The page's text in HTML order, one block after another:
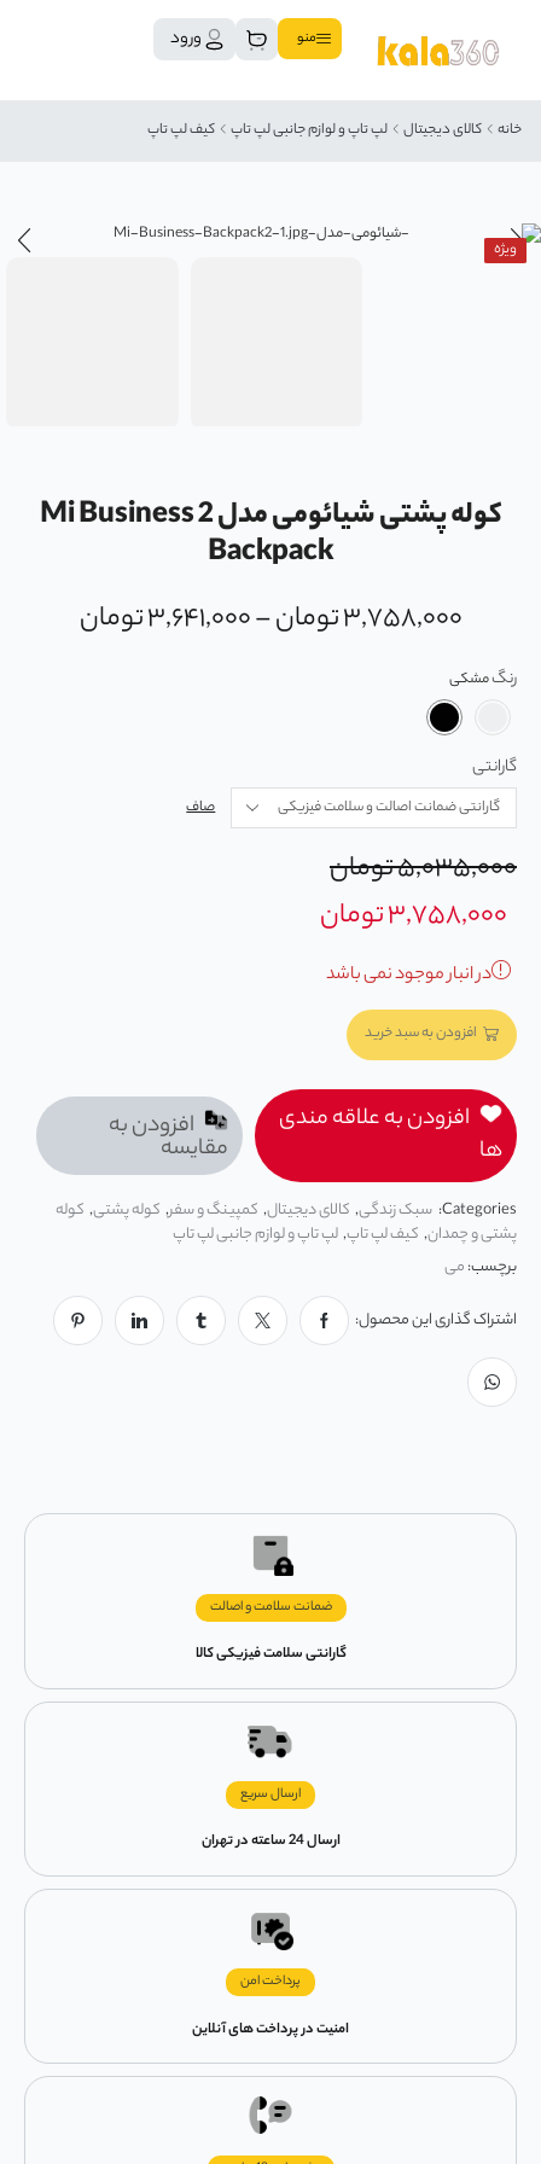
منو ورود
خانه کالای دیجیتال لپ تاپ و لوازم جانبی لپ تاپ کیف لپ تاپ
ویژه
کوله پشتی شیائومی مدل Mi Business 2
Backpack
۳,۷۵۸,۰۰۰تومان–۳,۶۴۱,۰۰۰تومان
رنگ
گارانتی
صاف
۵,۰۳۵,۰۰۰تومان
۳,۷۵۸,۰۰۰تومان
در انبار موجود نمی باشد
افزودن به سبد خرید
افزودن به علاقه مندی
ها
افزودن به
مقایسه
Categories: سبک زندگی, کالای دیجیتال, کمپینگ و سفر, کوله پشتی, کوله
پشتی و چمدان, کیف لپ تاپ,لپ تاپ و لوازم جانبی لپ تاپ
برچسب:می
اشتراک گذاری این محصول:
ضمانت سلامت و اصالت
گارانتی سلامت فیزیکی کالا
ارسال سریع
ارسال 24 ساعته در تهران
پرداخت امن
امنیت در پرداخت های آنلاین